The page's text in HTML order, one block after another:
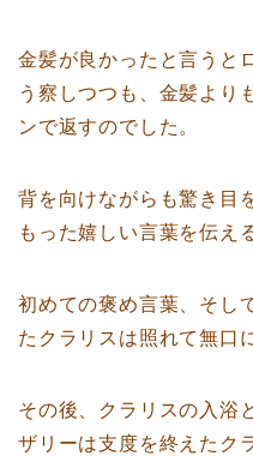
金髪が良かったと言うと
う察しつつも、金髪より
ンで返すのでした。
背を向けながらも驚き目
もった嬉しい言葉を伝え
初めての褒め言葉、そし
たクラリスは照れて無口
その後、クラリスの入浴
ザリーは支度を終えたク